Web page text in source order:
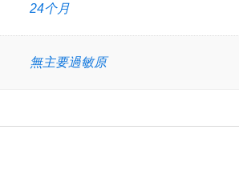
24个月
無主要過敏原